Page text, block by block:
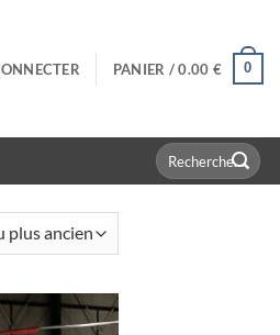
PANIER /0.00 € 0
Recherche
pour :